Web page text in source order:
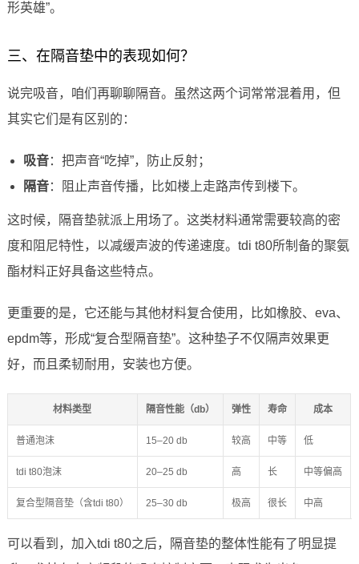
形英雄”。
三、在隔音垫中的表现如何？
说完吸音，咱们再聊聊隔音。虽然这两个词常常混着用，但
其实它们是有区别的：
吸音：把声音“吃掉”，防止反射；
隔音：阻止声音传播，比如楼上走路声传到楼下。
这时候，隔音垫就派上用场了。这类材料通常需要较高的密
度和阻尼特性，以减缓声波的传递速度。tdi t80所制备的聚氨
酯材料正好具备这些特点。
更重要的是，它还能与其他材料复合使用，比如橡胶、eva、
epdm等，形成“复合型隔音垫”。这种垫子不仅隔声效果更
好，而且柔韧耐用，安装也方便。
材料类型 隔音性能（db） 弹性 寿命 成本
普通泡沫 15–20 db 较高 中等 低
tdi t80泡沫 20–25 db 高 长 中等偏高
复合型隔音垫（含tdi t80） 25–30 db 极高 很长 中高
可以看到，加入tdi t80之后，隔音垫的整体性能有了明显提